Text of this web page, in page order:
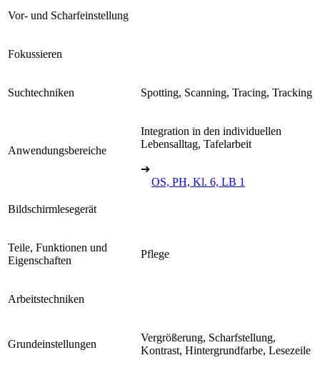
Vor- und Scharfeinstellung
Fokussieren
Suchtechniken Spotting, Scanning, Tracing, Tracking
Anwendungsbereiche
Integration in den individuellen
Lebensalltag, Tafelarbeit
➔
OS, PH, Kl. 6, LB 1
Bildschirmlesegerät
Teile, Funktionen und
Eigenschaften
Pflege
Arbeitstechniken
Grundeinstellungen
Vergrößerung, Scharfstellung,
Kontrast, Hintergrundfarbe, Lesezeile